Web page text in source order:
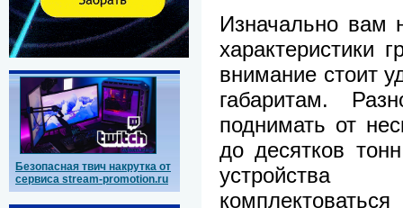
Безопасная твич накрутка от
сервиса stream-promotion.ru
Изначально вам
характеристики
внимание стоит
габаритам.
поднимать от
до десятков
устройства